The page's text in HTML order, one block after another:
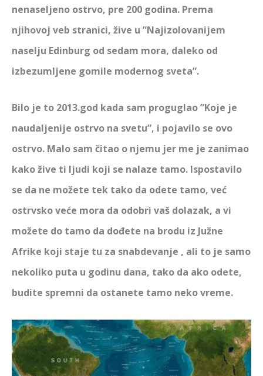
nenaseljeno ostrvo, pre 200 godina. Prema
njihovoj veb stranici, žive u ”Najizolovanijem
naselju Edinburg od sedam mora, daleko od
izbezumljene gomile modernog sveta”.
Bilo je to 2013.god kada sam proguglao ”Koje je
naudaljenije ostrvo na svetu”, i pojavilo se ovo
ostrvo. Malo sam čitao o njemu jer me je zanimao
kako žive ti ljudi koji se nalaze tamo. Ispostavilo
se da ne možete tek tako da odete tamo, već
ostrvsko veće mora da odobri vaš dolazak, a vi
možete do tamo da dođete na brodu iz Južne
Afrike koji staje tu za snabdevanje , ali to je samo
nekoliko puta u godinu dana, tako da ako odete,
budite spremni da ostanete tamo neko vreme.